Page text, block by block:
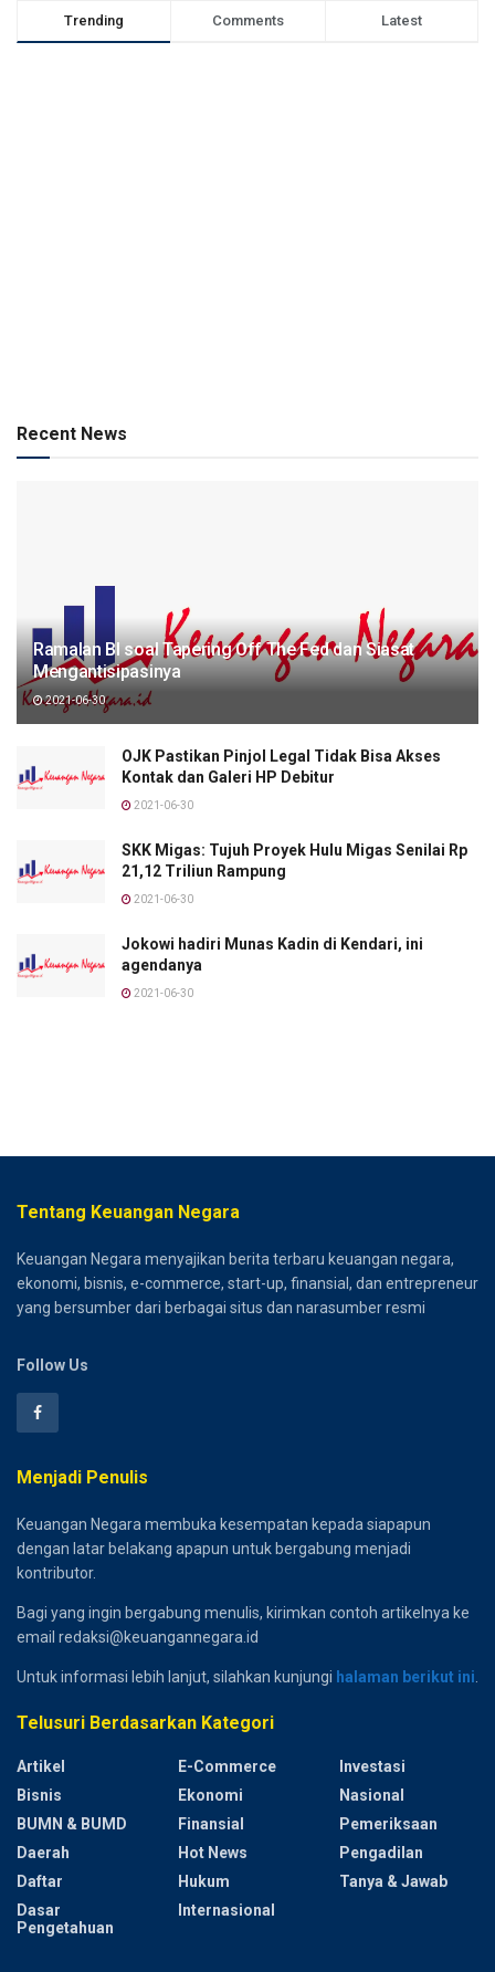
Trending Comments Latest
Recent News
Ramalan BI soal Tapering Off The Fed dan Siasat
Mengantisipasinya
2021-06-30
OJK Pastikan Pinjol Legal Tidak Bisa Akses
Kontak dan Galeri HP Debitur
2021-06-30
SKK Migas: Tujuh Proyek Hulu Migas Senilai Rp
21,12 Triliun Rampung
2021-06-30
Jokowi hadiri Munas Kadin di Kendari, ini
agendanya
2021-06-30
Tentang Keuangan Negara
Keuangan Negara menyajikan berita terbaru keuangan negara,
ekonomi, bisnis, e-commerce, start-up, finansial, dan entrepreneur
yang bersumber dari berbagai situs dan narasumber resmi
Follow Us
Menjadi Penulis
Keuangan Negara membuka kesempatan kepada siapapun
dengan latar belakang apapun untuk bergabung menjadi
kontributor.
Bagi yang ingin bergabung menulis, kirimkan contoh artikelnya ke
email redaksi@keuangannegara.id
Untuk informasi lebih lanjut, silahkan kunjungi halaman berikut ini
Telusuri Berdasarkan Kategori
Artikel
Bisnis
BUMN & BUMD
Daerah
Daftar
Dasar
Pengetahuan
E-Commerce
Ekonomi
Finansial
Hot News
Hukum
Internasional
Investasi
Nasional
Pemeriksaan
Pengadilan
Tanya & Jawab